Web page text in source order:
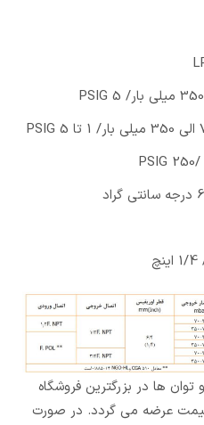
توان ها در بزرگترین فروشگاه
قیمت عرضه می گردد. در صورت